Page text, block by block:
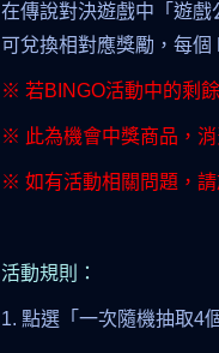
在傳說對決遊戲中「遊
可兌換相對應獎勵，每個
※ 若BINGO活動中的剩
※ 此為機會中獎商品，消
※ 如有活動相關問題，
活動規則：
1. 點選「一次隨機抽取4